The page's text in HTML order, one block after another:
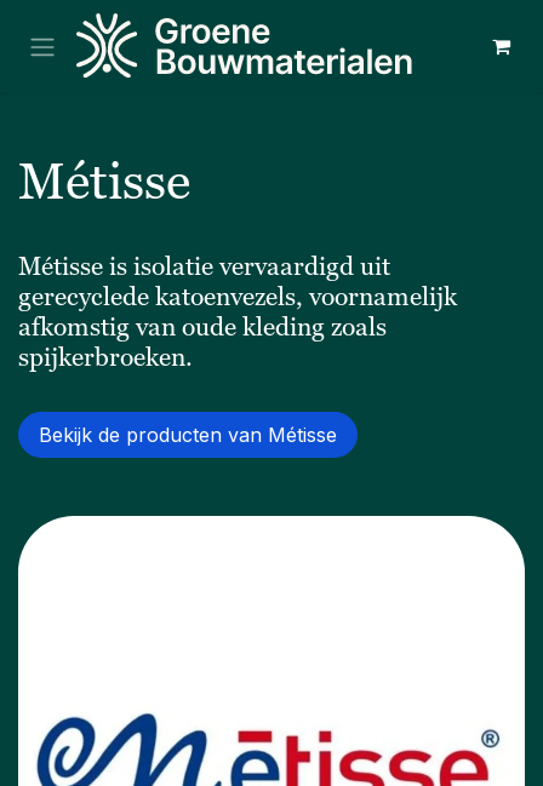
Overslaan naar inhoud
Métisse
Métisse is isolatie vervaardigd uit
gerecyclede katoenvezels, voornamelijk
afkomstig van oude kleding zoals
spijkerbroeken.
Bekijk de producten van Métisse